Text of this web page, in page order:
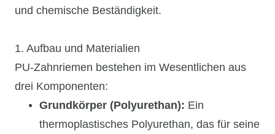
und chemische Beständigkeit.
1. Aufbau und Materialien
PU-Zahnriemen bestehen im Wesentlichen aus
drei Komponenten:
Grundkörper (Polyurethan): Ein
thermoplastisches Polyurethan, das für seine